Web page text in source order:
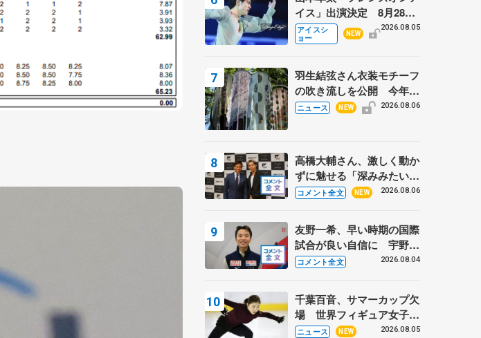
イス」出演決定 8月28日
（金）2公演のみ 荒川静
香さんプロデュース、20
アイスシ
ョー
NEW
2026.08.05
羽生結弦さん衣装モチーフ
の吹き流しを公開 今年は
「春よ、来い」、仙台の瑞
ニュース NEW 2026.08.06
高橋大輔さん、激しく動か
ずに魅せる「深みみたいな
ものは出てきている？」
ド野村忠宏さんと和気あい
あい
コメント全文 NEW 2026.08.06
友野一希、早い時期の国際
試合が良い自信に 宇野昌
磨の現役復帰に思っている
トロフィーフリー】
コメント全文 2026.08.04
千葉百音、サマーカップ欠
場 世界フィギュア女子2
位
ニュース NEW 2026.08.05